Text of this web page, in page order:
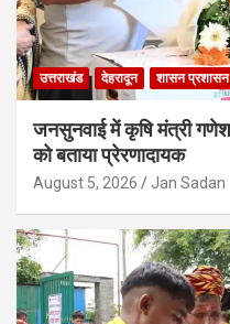
उत्तराखंड देहरादून शासन प्रशासन
जनसुनवाई में कृषि मंत्री
को बताया प्रेरणादायक
August 5, 2026 Jan Sadan